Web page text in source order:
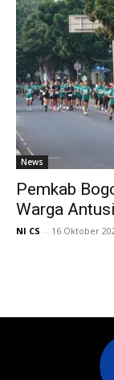
News
Pemkab
Warga
NI CS - 16 Oktober